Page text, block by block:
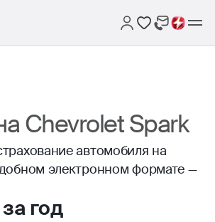
Chevrolet Spark
автомобиля на
электронном формате —
год